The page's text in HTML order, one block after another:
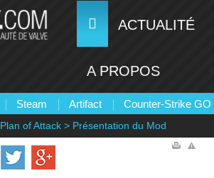
Steam Artifact Counter-Strike GO
ACTUALITÉ
A PROPOS
Plan of Attack > Présentation du Mod